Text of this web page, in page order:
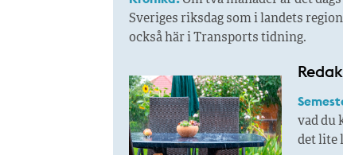
Sveriges riksdag som i landets
också här i Transports tidning.
vad du
det lite